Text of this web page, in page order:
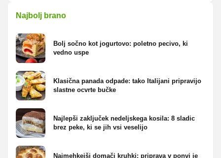
Najbolj brano
Bolj sočno kot jogurtovo: poletno pecivo, ki
vedno uspe
Klasična panada odpade: tako Italijani pripravijo
slastne ocvrte bučke
Najlepši zaključek nedeljskega kosila: 8 sladic
brez peke, ki se jih vsi veselijo
Najmehkejši domači kruhki: priprava v ponvi je